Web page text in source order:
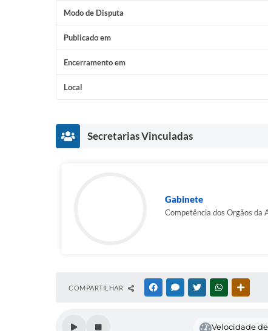
Modo de Disputa
Publicado em
Encerramento em
Local
Secretarias Vinculadas
Gabinete
Competência dos Orgãos da
COMPARTILHAR FACEBOOKMESSENGER
TWITTERWHATSAPP
Velocidade